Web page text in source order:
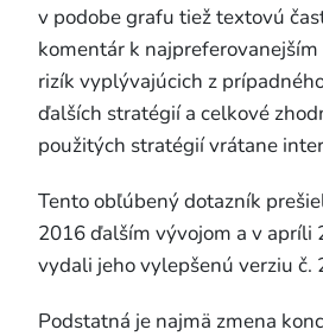
v podobe grafu tiež textovú
komentár k
rizík vyplývajúcich z
ďalších stratégií a celkové
použitých stratégií vrátane
Tento obľúbený dotazník
2016 ďalším vývojom a v apríli
vydali jeho vylepšenú verziu č.
Podstatná je najmä zmena